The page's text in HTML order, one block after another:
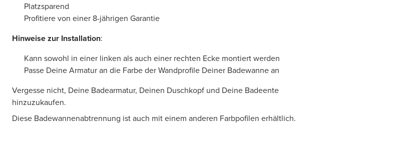
Platzsparend
Profitiere von einer 8-jährigen Garantie
Hinweise zur Installation:
Kann sowohl in einer linken als auch einer rechten Ecke montiert werden
Passe Deine Armatur an die Farbe der Wandprofile Deiner Badewanne an
Vergesse nicht, Deine Badearmatur, Deinen Duschkopf und Deine Badeente
hinzuzukaufen.
Diese Badewannenabtrennung ist auch mit einem anderen Farbpofilen erhältlich.